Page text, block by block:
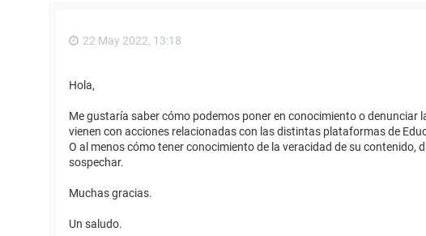
22 May 2022, 13:18
Hola,
Me gustaría saber cómo podemos poner en conocimiento o
vienen con acciones relacionadas con las distintas plataformas de
O al menos cómo tener conocimiento de la veracidad de su
sospechar.
Muchas gracias.
Un saludo.